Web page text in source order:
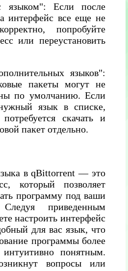
Если после
интерфейс все еще не
попробуйте
или переустановить
языков":
пакеты могут не
по умолчанию. Если
язык в списке,
скачать и
пакет отдельно.
в qBittorrent — это
который позволяет
программу под ваши
Следуя приведенным
настроить интерфейс
для вас язык, что
программы более
понятным.
вопросы или